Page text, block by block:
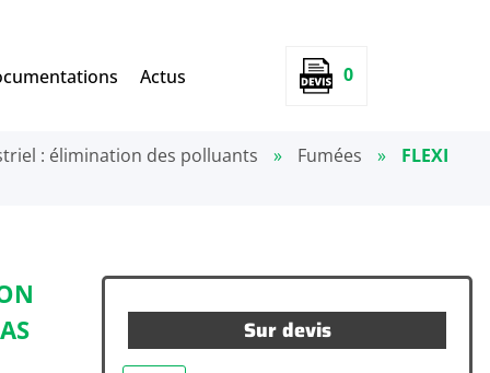
Actus 0
: élimination des polluants » Fumées »
FLEXI
Sur devis